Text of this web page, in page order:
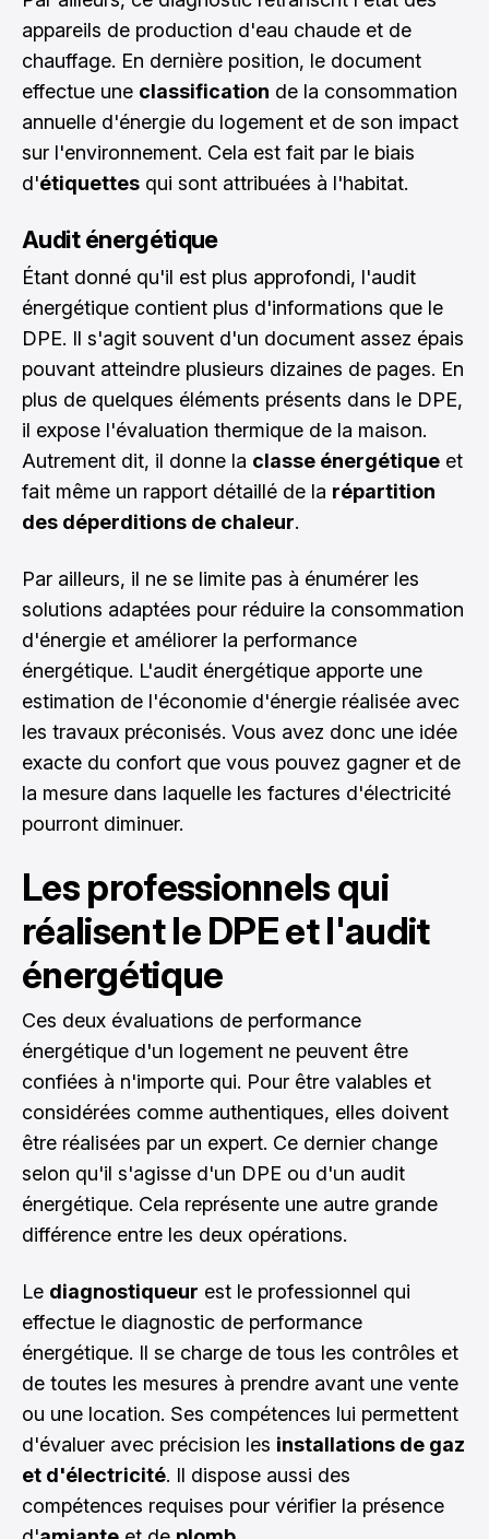
appareils de production d'eau chaude et de
chauffage. En dernière position, le document
effectue une classification de la consommation
annuelle d'énergie du logement et de son impact
sur l'environnement. Cela est fait par le biais
d'étiquettes qui sont attribuées à l'habitat.
Audit énergétique
Étant donné qu'il est plus approfondi, l'audit
énergétique contient plus d'informations que le
DPE. Il s'agit souvent d'un document assez épais
pouvant atteindre plusieurs dizaines de pages. En
plus de quelques éléments présents dans le DPE,
il expose l'évaluation thermique de la maison.
Autrement dit, il donne la classe énergétique et
fait même un rapport détaillé de la répartition
des déperditions de chaleur.
Par ailleurs, il ne se limite pas à énumérer les
solutions adaptées pour réduire la consommation
d'énergie et améliorer la performance
énergétique. L'audit énergétique apporte une
estimation de l'économie d'énergie réalisée avec
les travaux préconisés. Vous avez donc une idée
exacte du confort que vous pouvez gagner et de
la mesure dans laquelle les factures d'électricité
pourront diminuer.
Les professionnels qui
réalisent le DPE et l'audit
énergétique
Ces deux évaluations de performance
énergétique d'un logement ne peuvent être
confiées à n'importe qui. Pour être valables et
considérées comme authentiques, elles doivent
être réalisées par un expert. Ce dernier change
selon qu'il s'agisse d'un DPE ou d'un audit
énergétique. Cela représente une autre grande
différence entre les deux opérations.
Le diagnostiqueur est le professionnel qui
effectue le diagnostic de performance
énergétique. Il se charge de tous les contrôles et
de toutes les mesures à prendre avant une vente
ou une location. Ses compétences lui permettent
d'évaluer avec précision les installations de gaz
et d'électricité. Il dispose aussi des
compétences requises pour vérifier la présence